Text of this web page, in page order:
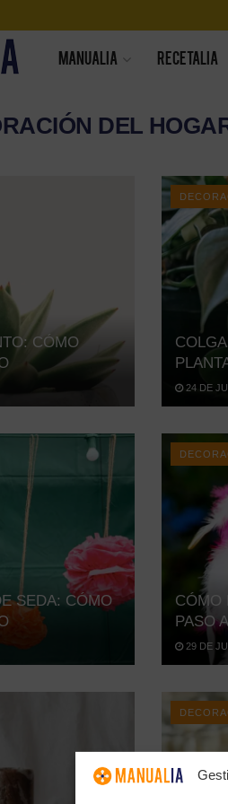
MANUALIA RECETALIA
DEL
CÓMO
24 DE
SEDA: CÓMO
CÓMO
PASO
29 DE